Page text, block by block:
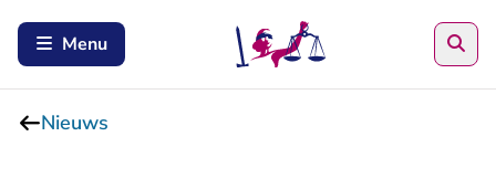
Menu
Nieuws